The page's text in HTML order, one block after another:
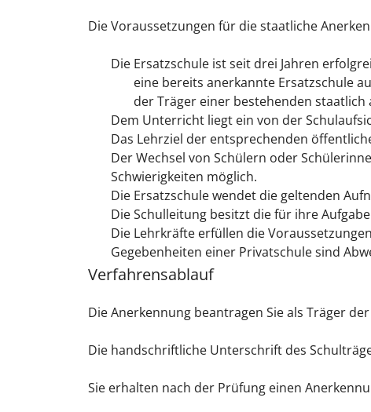
Die Voraussetzungen für die staatliche
Die Ersatzschule ist seit drei Jahren
eine bereits anerkannte Ersatzschule
der Träger einer bestehenden
Dem Unterricht liegt ein von der
Das Lehrziel der entsprechenden
Der Wechsel von Schülern oder
Schwierigkeiten möglich.
Die Ersatzschule wendet die geltenden
Die Schulleitung besitzt die für ihre
Die Lehrkräfte erfüllen die
Gegebenheiten einer Privatschule sind
Verfahrensablauf
Die Anerkennung beantragen Sie als Träger
Die handschriftliche Unterschrift des
Sie erhalten nach der Prüfung einen